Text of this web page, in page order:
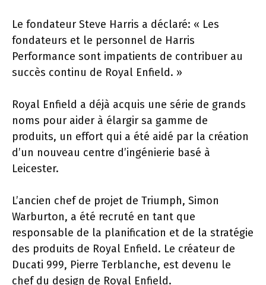
Le fondateur Steve Harris a déclaré: « Les
fondateurs et le personnel de Harris
Performance sont impatients de contribuer au
succès continu de Royal Enfield. »
Royal Enfield a déjà acquis une série de grands
noms pour aider à élargir sa gamme de
produits, un effort qui a été aidé par la création
d’un nouveau centre d’ingénierie basé à
Leicester.
L’ancien chef de projet de Triumph, Simon
Warburton, a été recruté en tant que
responsable de la planification et de la stratégie
des produits de Royal Enfield. Le créateur de
Ducati 999, Pierre Terblanche, est devenu le
chef du design de Royal Enfield.